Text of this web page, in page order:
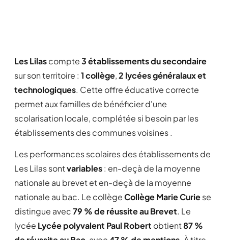
Les Lilascompte3 établissements du secondaire
sur son territoire : 1 collège,2 lycées généralaux et
technologiques. Cette offre éducative correcte
permet aux familles de bénéficier d'une
scolarisation locale, complétée si besoin par les
établissements des communes voisines .
Les performances scolaires des établissements de
Les Lilas sontvariables: en-deçà de la moyenne
nationale au brevet et en-deçà de la moyenne
nationale au bac. Le collègeCollège Marie Curiese
distingue avec79 % de réussite au Brevet. Le
lycée Lycée polyvalent Paul Robert obtient87 %